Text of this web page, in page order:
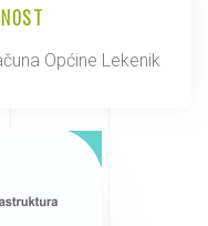
Općine Lekenik